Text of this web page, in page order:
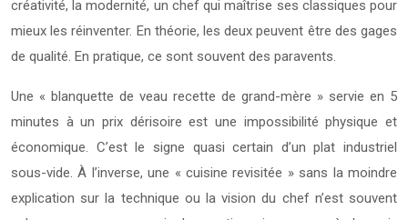
créativité, la modernité, un chef qui maîtrise ses classiques pour
mieux les réinventer. En théorie, les deux peuvent être des gages
de qualité. En pratique, ce sont souvent des paravents.
Une « blanquette de veau recette de grand-mère » servie en 5
minutes à un prix dérisoire est une impossibilité physique et
économique. C’est le signe quasi certain d’un plat industriel
sous-vide. À l’inverse, une « cuisine revisitée » sans la moindre
explication sur la technique ou la vision du chef n’est souvent